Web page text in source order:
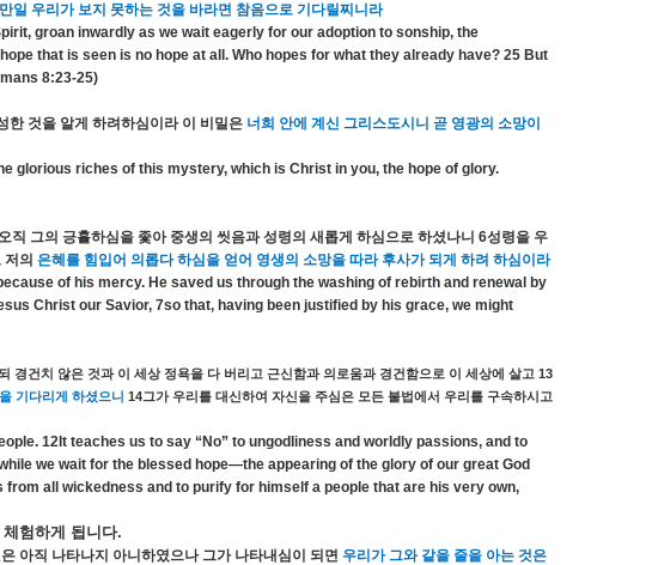
만일 우리가 보지 못하는 것을 바라면 참음으로 기다릴찌니라
groan inwardly as we wait eagerly for our adoption to sonship, the
that is seen is no hope at all. Who hopes for what they already have? 25 But
8:23-25)
한 것을 알게 하려하심이라 이 비밀은 너희 안에 계신 그리스도시니 곧 영광의 소망이
glorious riches of this mystery, which is Christ in you, the hope of glory.
오직 그의 긍휼하심을 좇아 중생의 씻음과 성령의 새롭게 하심으로 하셨나니 6성령을 우
저의 은혜를 힘입어 의롭다 하심을 얻어 영생의 소망을 따라 후사가 되게 하려 하심이라
of his mercy. He saved us through the washing of rebirth and renewal by
Christ our Savior, 7so that, having been justified by his grace, we might
경건치 않은 것과 이 세상 정욕을 다 버리고 근신함과 의로움과 경건함으로 이 세상에 살고 13
기다리게 하셨으니 14그가 우리를 대신하여 자신을 주심은 모든 불법에서 우리를 구속하시고
12It teaches us to say “No” to ungodliness and worldly passions, and to
we wait for the blessed hope—the appearing of the glory of our great God
all wickedness and to purify for himself a people that are his very own,
체험하게 됩니다.
아직 나타나지 아니하였으나 그가 나타내심이 되면 우리가 그와 같을 줄을 아는 것은